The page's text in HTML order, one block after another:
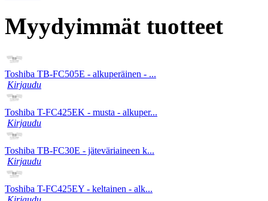
Myydyimmät tuotteet
Toshiba TB-FC505E - alkuperäinen - ...
Kirjaudu
Toshiba T-FC425EK - musta - alkuper...
Kirjaudu
Toshiba TB-FC30E - jäteväriaineen k...
Kirjaudu
Toshiba T-FC425EY - keltainen - alk...